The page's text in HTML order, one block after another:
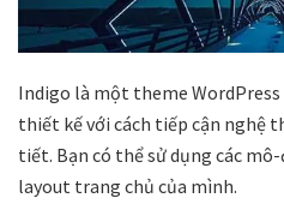
Indigo là một theme
thiết kế với cách tiếp cận nghệ
tiết. Bạn có thể sử dụng các
layout trang chủ của mình.